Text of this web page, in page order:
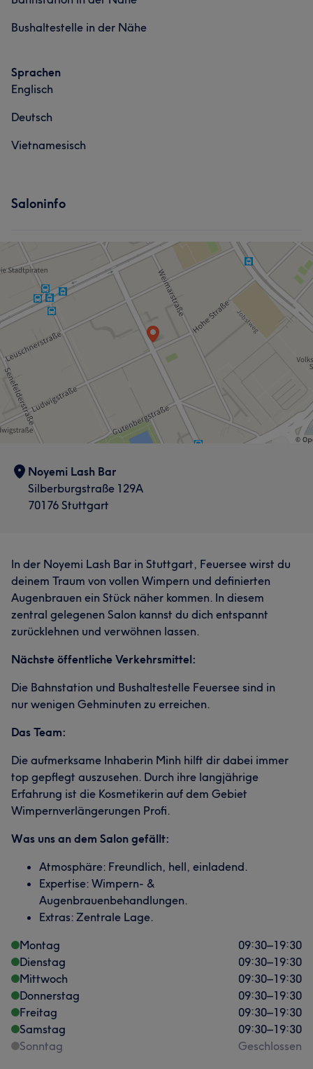
Bushaltestelle in der Nähe
Sprachen
Englisch
Deutsch
Vietnamesisch
Saloninfo
Noyemi Lash Bar
Silberburgstraße 129A
70176 Stuttgart
In der Noyemi Lash Bar in Stuttgart, Feuersee wirst du
deinem Traum von vollen Wimpern und definierten
Augenbrauen ein Stück näher kommen. In diesem
zentral gelegenen Salon kannst du dich entspannt
zurücklehnen und verwöhnen lassen.
Nächste öffentliche Verkehrsmittel:
Die Bahnstation und Bushaltestelle Feuersee sind in
nur wenigen Gehminuten zu erreichen.
Das Team:
Die aufmerksame Inhaberin Minh hilft dir dabei immer
top gepflegt auszusehen. Durch ihre langjährige
Erfahrung ist die Kosmetikerin auf dem Gebiet
Wimpernverlängerungen Profi.
Was uns an dem Salon gefällt:
Atmosphäre: Freundlich, hell, einladend.
Expertise: Wimpern- &
Augenbrauenbehandlungen.
Extras: Zentrale Lage.
Montag
09:30–19:30
Dienstag
09:30–19:30
Mittwoch
09:30–19:30
Donnerstag
09:30–19:30
Freitag
09:30–19:30
Samstag
09:30–19:30
Sonntag
Geschlossen